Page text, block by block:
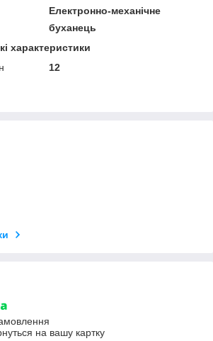
Електронно-механічне
буханець
характеристики
12
на вашу картку